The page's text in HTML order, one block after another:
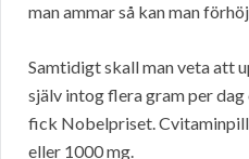
man ammar så kan man
Samtidigt skall man veta att
själv intog flera gram per
fick Nobelpriset.
eller 1000 mg.